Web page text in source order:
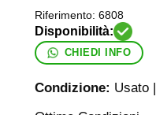
Riferimento: 6808
CHIEDI INFO
Condizione: Usato